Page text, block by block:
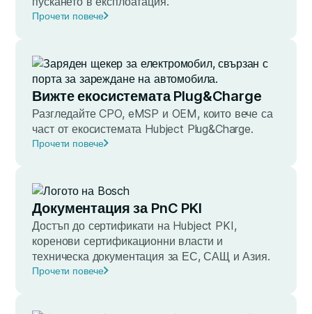
Прочети повече
Вижте екосистемата Plug&Charge
Разгледайте CPO, eMSP и OEM, които вече са
част от екосистемата Hubject Plug&Charge.
Прочети повече
Документация за PnC PKI
Достъп до сертификати на Hubject PKI,
коренови сертификационни власти и
техническа документация за ЕС, САЩ и Азия.
Прочети повече